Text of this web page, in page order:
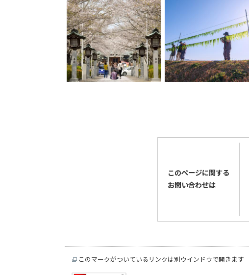
このページに関する
お問い合わせは
このマークがついているリンクは別ウインドウで開きます